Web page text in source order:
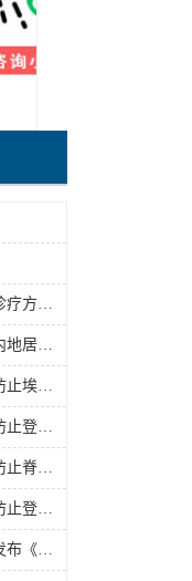
国家卫健委关于印发埃博拉病毒病诊疗方案（2026年版）的通知
中华人民共和国出入境管理局关于内地居民前往港澳地区定居审批条件的公告（2026-06-30）
海关总署公告2026年第65号（关于防止埃博拉病毒病疫情传入我国的公告）（2026-05-18）
海关总署公告2026年第36号（关于防止登革热疫情传入我国的公告）
海关总署公告2025年第62号（关于防止脊髓灰质炎疫情传入我国的公告）
海关总署公告2025年第57号（关于防止登革热疫情传入我国的公告）
海关总署公告2025年第40号（关于发布《国境口岸传染病监测实施办法》的公告）